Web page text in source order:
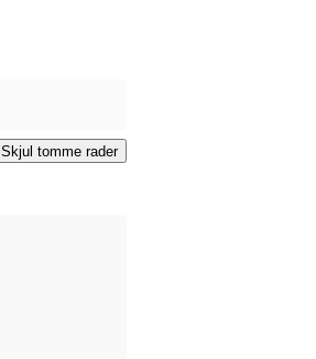
Skjul tomme rader